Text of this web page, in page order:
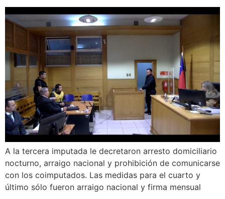
A la tercera imputada le decretaron arresto domiciliario
nocturno, arraigo nacional y prohibición de comunicarse
con los coimputados. Las medidas para el cuarto y
último sólo fueron arraigo nacional y firma mensual